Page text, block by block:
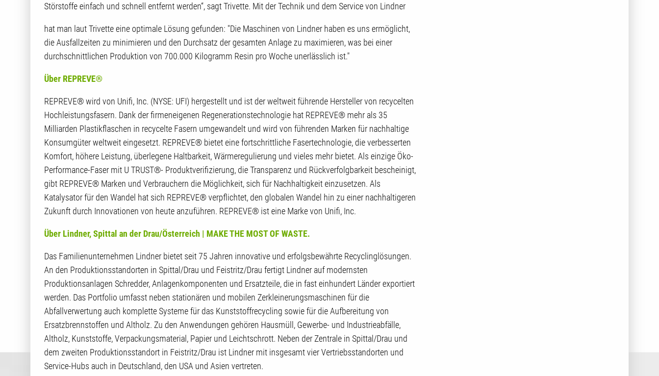
Störstoffe einfach und schnell entfernt werden“, sagt Trivette. Mit der Technik und dem Service von Lindner
hat man laut Trivette eine optimale Lösung gefunden: "Die Maschinen von Lindner haben es uns ermöglicht,
die Ausfallzeiten zu minimieren und den Durchsatz der gesamten Anlage zu maximieren, was bei einer
durchschnittlichen Produktion von 700.000 Kilogramm Resin pro Woche unerlässlich ist."
Über REPREVE®
REPREVE® wird von Unifi, Inc. (NYSE: UFI) hergestellt und ist der weltweit führende Hersteller von recycelten
Hochleistungsfasern. Dank der firmeneigenen Regenerationstechnologie hat REPREVE® mehr als 35
Milliarden Plastikflaschen in recycelte Fasern umgewandelt und wird von führenden Marken für nachhaltige
Konsumgüter weltweit eingesetzt. REPREVE® bietet eine fortschrittliche Fasertechnologie, die verbesserten
Komfort, höhere Leistung, überlegene Haltbarkeit, Wärmeregulierung und vieles mehr bietet. Als einzige Öko-
Performance-Faser mit U TRUST®- Produktverifizierung, die Transparenz und Rückverfolgbarkeit bescheinigt,
gibt REPREVE® Marken und Verbrauchern die Möglichkeit, sich für Nachhaltigkeit einzusetzen. Als
Katalysator für den Wandel hat sich REPREVE® verpflichtet, den globalen Wandel hin zu einer nachhaltigeren
Zukunft durch Innovationen von heute anzuführen. REPREVE® ist eine Marke von Unifi, Inc.
Über Lindner, Spittal an der Drau/Österreich | MAKE THE MOST OF WASTE.
Das Familienunternehmen Lindner bietet seit 75 Jahren innovative und erfolgsbewährte Recyclinglösungen.
An den Produktionsstandorten in Spittal/Drau und Feistritz/Drau fertigt Lindner auf modernsten
Produktionsanlagen Schredder, Anlagenkomponenten und Ersatzteile, die in fast einhundert Länder exportiert
werden. Das Portfolio umfasst neben stationären und mobilen Zerkleinerungsmaschinen für die
Abfallverwertung auch komplette Systeme für das Kunststoffrecycling sowie für die Aufbereitung von
Ersatzbrennstoffen und Altholz. Zu den Anwendungen gehören Hausmüll, Gewerbe- und Industrieabfälle,
Altholz, Kunststoffe, Verpackungsmaterial, Papier und Leichtschrott. Neben der Zentrale in Spittal/Drau und
dem zweiten Produktionsstandort in Feistritz/Drau ist Lindner mit insgesamt vier Vertriebsstandorten und
Service-Hubs auch in Deutschland, den USA und Asien vertreten.